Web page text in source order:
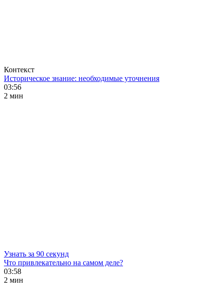
Контекст
Историческое знание: необходимые уточнения
03:56
2 мин
Узнать за 90 секунд
Что привлекательно на самом деле?
03:58
2 мин